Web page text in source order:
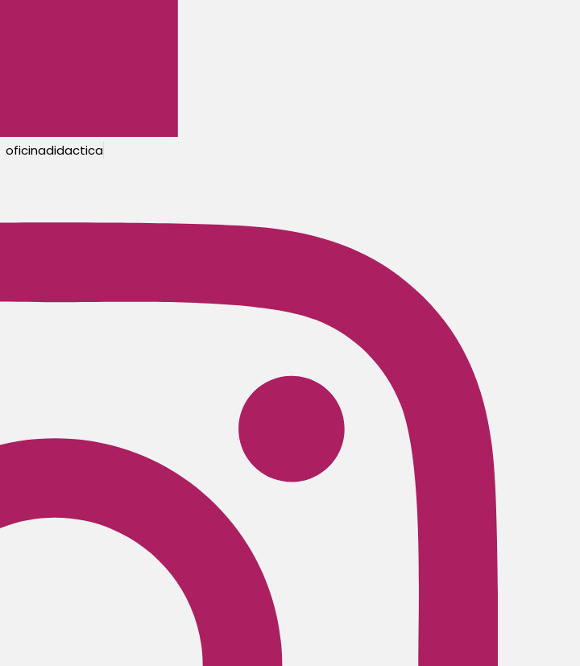
oficinadidactica